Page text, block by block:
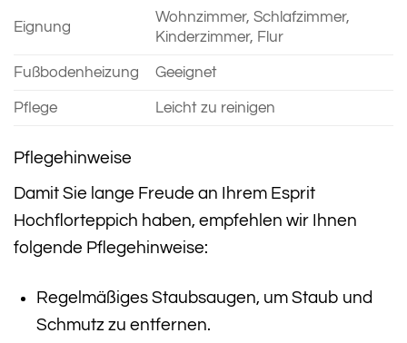
Eignung
Wohnzimmer, Schlafzimmer,
Kinderzimmer, Flur
Fußbodenheizung Geeignet
Pflege Leicht zu reinigen
Pflegehinweise
Damit Sie lange Freude an Ihrem Esprit
Hochflorteppich haben, empfehlen wir Ihnen
folgende Pflegehinweise:
Regelmäßiges Staubsaugen, um Staub und
Schmutz zu entfernen.